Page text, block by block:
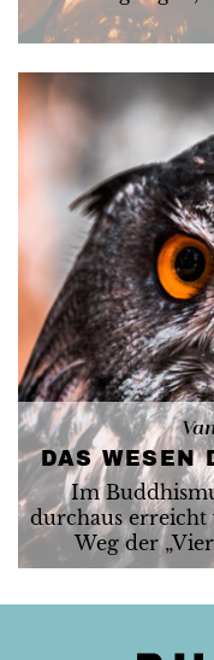
DAS WESEN
Im
durchaus erreicht
Weg der